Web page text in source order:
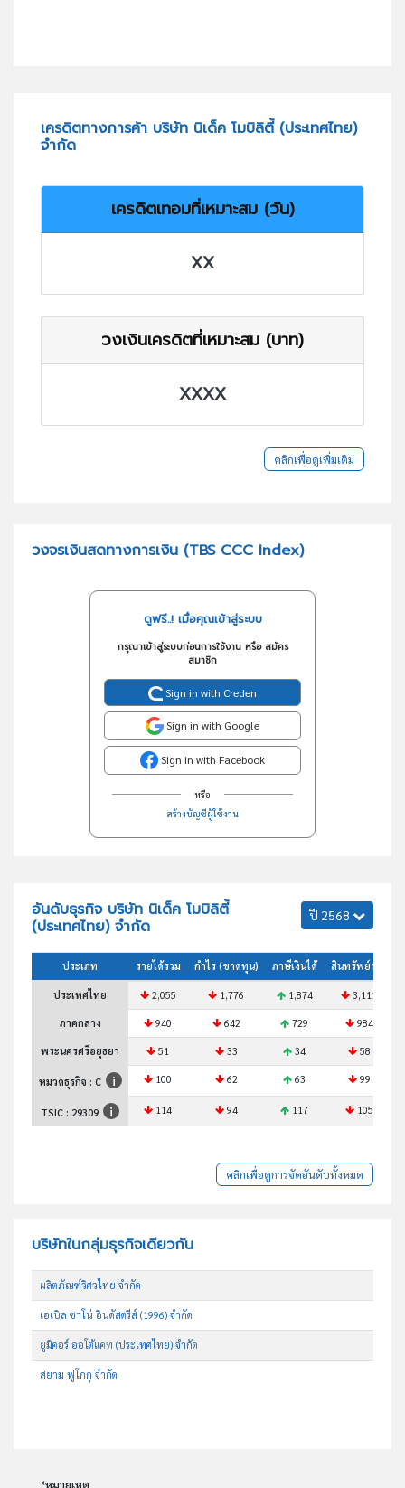
เครดิตทางการค้า บริษัท นิเด็ค โมบิลิตี้ (ประเทศไทย)
จำกัด
เครดิตเทอมที่เหมาะสม (วัน)
XX
วงเงินเครดิตที่เหมาะสม (บาท)
XXXX
คลิกเพื่อดูเพิ่มเติม
วงจรเงินสดทางการเงิน (TBS CCC Index)
ดูฟรี..! เมื่อคุณเข้าสู่ระบบ
กรุณาเข้าสู่ระบบก่อนการใช้งาน หรือ สมัคร
สมาชิก
Sign in with Creden
Sign in with Google
Sign in with Facebook
หรือ
สร้างบัญชีผู้ใช้งาน
อันดับธุรกิจ บริษัท นิเด็ค โมบิลิตี้
(ประเทศไทย) จำกัด
ปี 2568
ประเภท รายได้รวม กำไร (ขาดทุน) ภาษีเงินได้ สินทรัพย์รวม
ประเทศไทย 2,055 1,776 1,874 3,111
ภาคกลาง 940 642 729 984
พระนครศรีอยุธยา 51 33 34 58
หมวดธุรกิจ : C 100 62 63 99
TSIC : 29309 114 94 117 105
คลิกเพื่อดูการจัดอันดับทั้งหมด
บริษัทในกลุ่มธุรกิจเดียวกัน
ผลิตภัณฑ์วิศวไทย จำกัด
เอเบิล ซาโน่ อินดัสตรีส์ (1996) จำกัด
ยูมิคอร์ ออโต้แคท (ประเทศไทย) จำกัด
สยาม ฟูโกกุ จำกัด
*หมายเหตุ